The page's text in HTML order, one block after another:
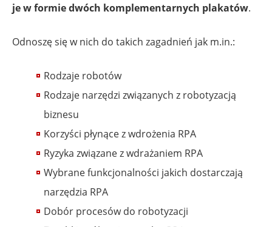
je w formie dwóch komplementarnych plakatów.
Odnoszę się w nich do takich zagadnień jak m.in.:
Rodzaje robotów
Rodzaje narzędzi związanych z robotyzacją
biznesu
Korzyści płynące z wdrożenia RPA
Ryzyka związane z wdrażaniem RPA
Wybrane funkcjonalności jakich dostarczają
narzędzia RPA
Dobór procesów do robotyzacji